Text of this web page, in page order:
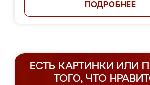
ПОДРОБНЕЕ
ЕСТЬ КАРТИНКИ ИЛИ
ТОГО, ЧТО